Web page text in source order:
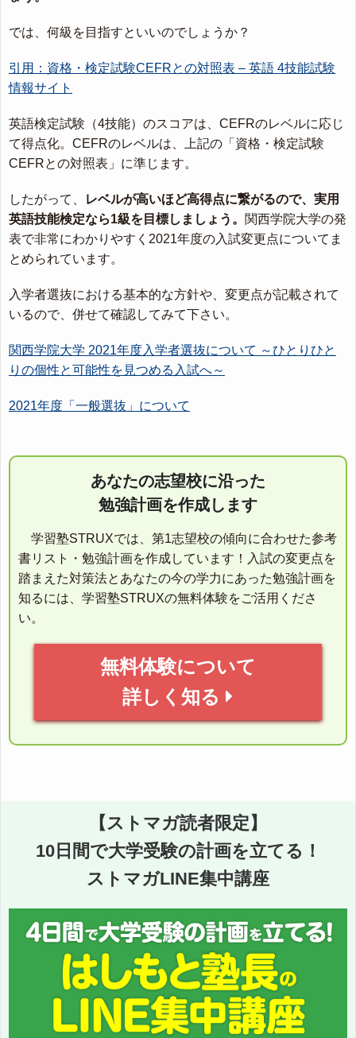
では、何級を目指すといいのでしょうか？
引用：資格・検定試験CEFRとの対照表 – 英語 4技能試験
情報サイト
英語検定試験（4技能）のスコアは、CEFRのレベルに応じ
て得点化。CEFRのレベルは、上記の「資格・検定試験
CEFRとの対照表」に準じます。
したがって、
レベルが高いほど高得点に繋がるので、実用
英語技能検定なら1級を目標しましょう。 関西学院大学の発
表で非常にわかりやすく2021年度の入試変更点についてま
とめられています。
入学者選抜における基本的な方針や、変更点が記載されて
いるので、併せて確認してみて下さい。
関西学院大学 2021年度入学者選抜について ～ひとりひと
りの個性と可能性を見つめる入試へ～
2021年度「一般選抜」について
あなたの志望校に沿った
勉強計画を作成します
学習塾STRUXでは、第1志望校の傾向に合わせた参考
書リスト・勉強計画を作成しています！入試の変更点を
踏まえた対策法とあなたの今の学力にあった勉強計画を
知るには、学習塾STRUXの無料体験をご活用くださ
い。
無料体験について
詳しく知る
【ストマガ読者限定】
10日間で大学受験の計画を立てる！
ストマガLINE集中講座